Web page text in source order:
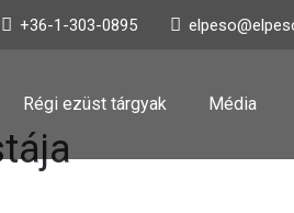
+36-1-303-0895
Régi ezüst tárgyak Média